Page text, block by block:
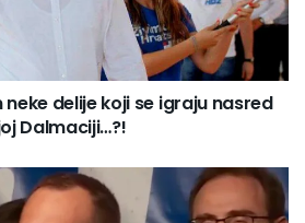
delije koji se igraju nasred
Dalmaciji…?!